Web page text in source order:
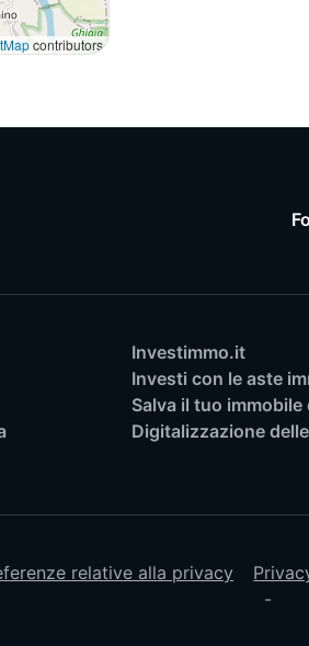
contributors
Investimmo.it
Investi con le aste
Salva il tuo immobile
Digitalizzazione
relative alla privacy